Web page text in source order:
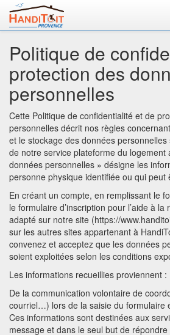
Politique de
protection des
personnelles
Cette Politique de confidentialité et de
personnelles décrit nos règles
et le stockage des données
de notre service plateforme du logement
données personnelles » désigne les
personne physique identifiée ou qui peut
En créant un compte, en remplissant le
le formulaire d’inscription pour l’aide à la
adapté sur notre site (https://
sur les autres sites appartenant à
convenez et acceptez que les données
soient exploitées selon les conditions
Les informations recueillies proviennent :
De la communication volontaire de
courriel…) lors de la saisie du formulaire
Ces informations sont destinées aux
message et dans le seul but de répondre